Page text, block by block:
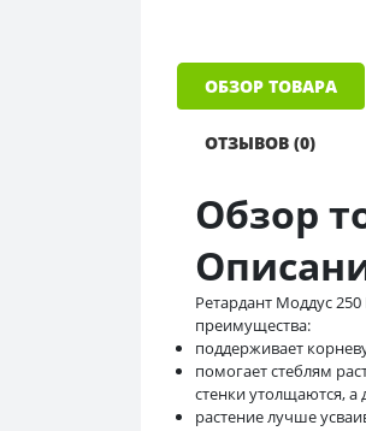
ОБЗОР ТОВАРА
ОТЗЫВОВ (0)
Обзор
Ретардант Моддус
преимущества:
поддерживает
помогает стеблям
стенки утолщаются,
растение лучше